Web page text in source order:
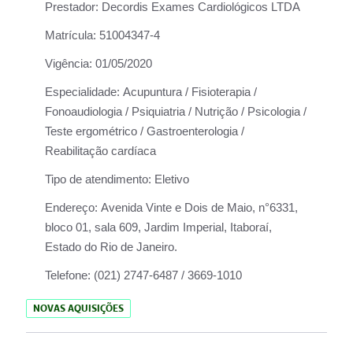
Prestador: Decordis Exames Cardiológicos LTDA
Matrícula: 51004347-4
Vigência: 01/05/2020
Especialidade: Acupuntura / Fisioterapia /
Fonoaudiologia / Psiquiatria / Nutrição / Psicologia /
Teste ergométrico / Gastroenterologia /
Reabilitação cardíaca
Tipo de atendimento: Eletivo
Endereço: Avenida Vinte e Dois de Maio, n°6331,
bloco 01, sala 609, Jardim Imperial, Itaboraí,
Estado do Rio de Janeiro.
Telefone: (021) 2747-6487 / 3669-1010
NOVAS AQUISIÇÕES